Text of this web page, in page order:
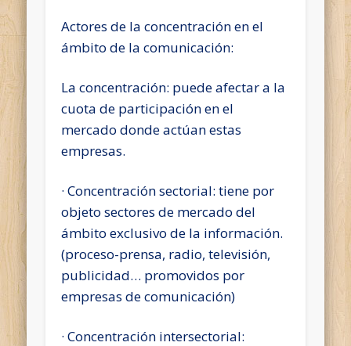
Actores de la concentración en el
ámbito de la comunicación:
La concentración: puede afectar a la
cuota de participación en el
mercado donde actúan estas
empresas.
· Concentración sectorial: tiene por
objeto sectores de mercado del
ámbito exclusivo de la información.
(proceso-prensa, radio, televisión,
publicidad… promovidos por
empresas de comunicación)
· Concentración intersectorial: